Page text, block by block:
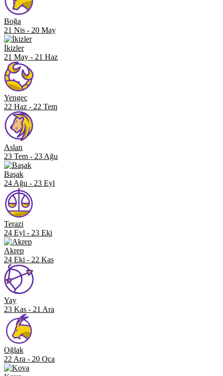
Boğa
21 Nis - 20 May
İkizler
21 May - 21 Haz
Yengeç
22 Haz - 22 Tem
Aslan
23 Tem - 23 Ağu
Başak
24 Ağu - 23 Eyl
Terazi
24 Eyl - 23 Eki
Akrep
24 Eki - 22 Kas
Yay
23 Kas - 21 Ara
Oğlak
22 Ara - 20 Oca